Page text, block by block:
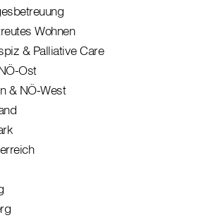
Wohnen
& Palliative Care
Ost
& NÖ-West